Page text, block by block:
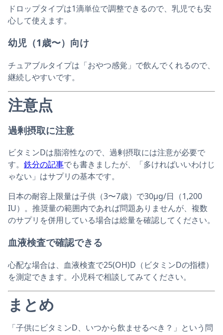
ドロップタイプは1滴単位で調整できるので、乳児でも安
心して使えます。
幼児（1歳〜）向け
チュアブルタイプは「おやつ感覚」で飲んでくれるので、
継続しやすいです。
注意点
過剰摂取に注意
ビタミンDは脂溶性なので、過剰摂取には注意が必要で
す。 鉄分の記事でも書きましたが、「多ければいいわけじ
ゃない」はサプリの基本です。
日本の耐容上限量は子供（3〜7歳）で30μg/日（1,200
IU）。推奨量の範囲内であれば問題ありませんが、複数
のサプリを併用している場合は総量を確認してください。
血液検査で確認できる
心配な場合は、血液検査で25(OH)D（ビタミンDの指標）
を測定できます。小児科で相談してみてください。
まとめ
「子供にビタミンD、いつから飲ませるべき？」という問